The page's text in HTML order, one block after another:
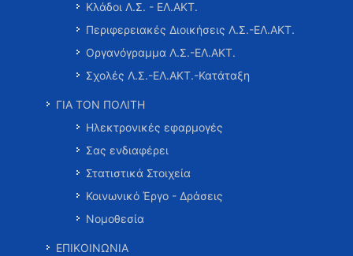
Κλάδοι Λ.Σ. - ΕΛ.ΑΚΤ.
Περιφερειακές Διοικήσεις Λ.Σ.-ΕΛ.ΑΚΤ.
Οργανόγραμμα Λ.Σ.-ΕΛ.ΑΚΤ.
Σχολές Λ.Σ.-ΕΛ.ΑΚΤ.-Κατάταξη
ΓΙΑ ΤΟΝ ΠΟΛΙΤΗ
Ηλεκτρονικές εφαρμογές
Σας ενδιαφέρει
Στατιστικά Στοιχεία
Κοινωνικό Έργο - Δράσεις
Νομοθεσία
ΕΠΙΚΟΙΝΩΝΙΑ